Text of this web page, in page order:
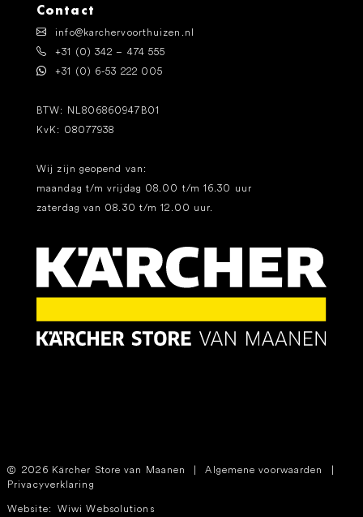
Contact
info@karchervoorthuizen.nl
+31 (0) 342 – 474 555
+31 (0) 6-53 222 005
BTW: NL806860947B01
KvK: 08077938
Wij zijn geopend van:
maandag t/m vrijdag 08.00 t/m 16.30 uur
zaterdag van 08.30 t/m 12.00 uur.
2026 Kärcher Store van Maanen | Algemene voorwaarden
|
Privacyverklaring
Website: Wiwi Websolutions